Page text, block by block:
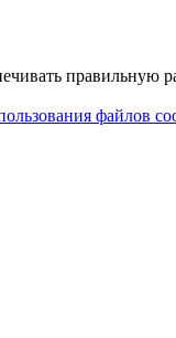
правильную
файлов